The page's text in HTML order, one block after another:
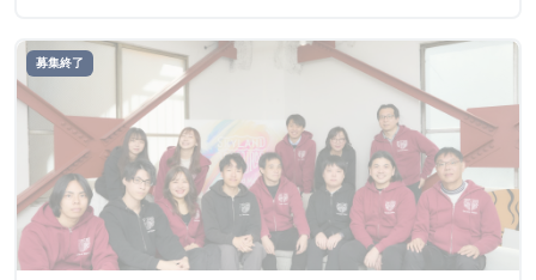
募集終了